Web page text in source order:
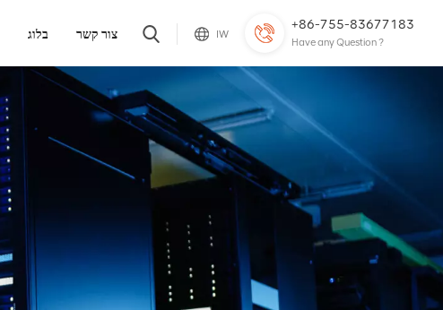
+86-755-83677183
Have any Question ?
IW בלוג צור קשר